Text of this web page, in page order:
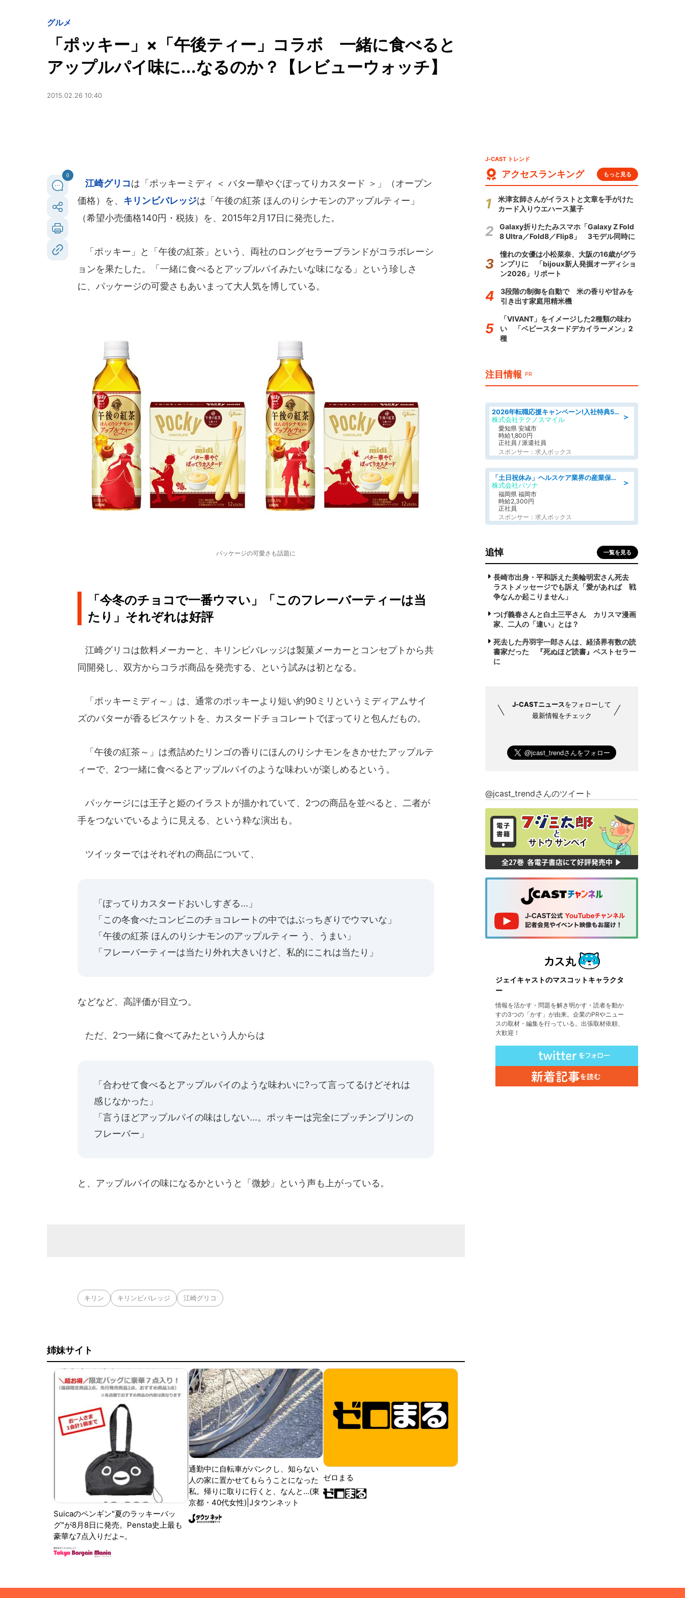
グルメ
「ポッキー」×「午後ティー」コラボ 一緒に食べると
アップルパイ味に...なるのか？【レビューウォッチ】
2015.02.26 10:40
0
江崎グリコは「ポッキーミディ ＜ バター華やぐぽってりカスタード ＞」（オープン
価格）を、 キリンビバレッジは「午後の紅茶 ほんのりシナモンのアップルティー」
（希望小売価格140円・税抜）を、2015年2月17日に発売した。
「ポッキー」と「午後の紅茶」という、両社のロングセラーブランドがコラボレーシ
ョンを果たした。「一緒に食べるとアップルパイみたいな味になる」という珍しさ
に、パッケージの可愛さもあいまって大人気を博している。
パッケージの可愛さも話題に
「今冬のチョコで一番ウマい」「このフレーバーティーは当
たり」それぞれは好評
江崎グリコは飲料メーカーと、キリンビバレッジは製菓メーカーとコンセプトから共
同開発し、双方からコラボ商品を発売する、という試みは初となる。
「ポッキーミディ～」は、通常のポッキーより短い約90ミリというミディアムサイ
ズのバターが香るビスケットを、カスタードチョコレートでぽってりと包んだもの。
「午後の紅茶～」は煮詰めたリンゴの香りにほんのりシナモンをきかせたアップルテ
ィーで、2つ一緒に食べるとアップルパイのような味わいが楽しめるという。
パッケージには王子と姫のイラストが描かれていて、2つの商品を並べると、二者が
手をつないでいるように見える、という粋な演出も。
ツイッターではそれぞれの商品について、
「ぽってりカスタードおいしすぎる...」
「この冬食べたコンビニのチョコレートの中ではぶっちぎりでウマいな」
「午後の紅茶 ほんのりシナモンのアップルティー う、うまい」
「フレーバーティーは当たり外れ大きいけど、私的にこれは当たり」
などなど、高評価が目立つ。
ただ、2つ一緒に食べてみたという人からは
「合わせて食べるとアップルパイのような味わいに?って言ってるけどそれは
感じなかった」
「言うほどアップルパイの味はしない...。ポッキーは完全にプッチンプリンの
フレーバー」
と、アップルパイの味になるかというと「微妙」という声も上がっている。
キリン キリンビバレッジ 江崎グリコ
姉妹サイト
Suicaのペンギン"夏のラッキーバッ
グ"が8月8日に発売。Pensta史上最も
豪華な7点入りだよ~。
通勤中に自転車がパンクし、知らない
人の家に置かせてもらうことになった
私。帰りに取りに行くと、なんと...(東
京都・40代女性)|Jタウンネット
ゼロまる
J-CAST トレンド
アクセスランキング もっと見る
米津玄師さんがイラストと文章を手がけた
カード入りウエハース菓子
Galaxy折りたたみスマホ「Galaxy Z Fold
8 Ultra／Fold8／Flip8」 3モデル同時に
憧れの女優は小松菜奈、大阪の16歳がグラ
ンプリに 「bijoux新人発掘オーディショ
ン2026」リポート
3段階の制御を自動で 米の香りや甘みを
引き出す家庭用精米機
「VIVANT」をイメージした2種類の味わ
い 「ベビースタードデカイラーメン」2
種
注目情報 PR
＞
2026年転職応援キャンペーン!入社特典58万円/デンソーで働こう!自動車工場で小型部品の検査業務 denso aichi
株式会社テクノスマイル
愛知県 安城市
時給1,800円
正社員 / 派遣社員
スポンサー：求人ボックス
＞
「土日祝休み」ヘルスケア業界の産業保健師/高時給/未経験OK/要資格:保健師、正看護師
株式会社パソナ
福岡県 福岡市
時給2,300円
正社員
スポンサー：求人ボックス
追悼 一覧を見る
長崎市出身・平和訴えた美輪明宏さん死去
ラストメッセージでも訴え「愛があれば 戦
争なんか起こりません」
つげ義春さんと白土三平さん カリスマ漫画
家、二人の「違い」とは？
死去した丹羽宇一郎さんは、経済界有数の読
書家だった 『死ぬほど読書』ベストセラー
に
J-CASTニュースをフォローして
最新情報をチェック
@jcast_trendさんのツイート
ジェイキャストのマスコットキャラクタ
ー
情報を活かす・問題を解き明かす・読者を動か
すの3つの「かす」が由来。企業のPRやニュー
スの取材・編集を行っている。出張取材依頼、
大歓迎！